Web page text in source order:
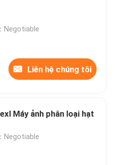
Negotiable
Liên hệ chúng tôi
Máy ảnh phân loại hạt
Negotiable